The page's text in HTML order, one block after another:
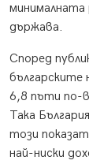
държава.
Според
българските
6,8 пъти по-
Така
този
най-ниски